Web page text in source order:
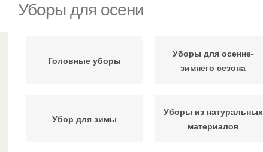
Уборы для осени
Головные уборы
Уборы для осенне-
зимнего сезона
Убор для зимы
Уборы из натуральных
материалов